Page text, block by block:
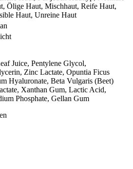
Ölige Haut, Mischhaut, Reife Haut,
Haut, Unreine Haut
Juice, Pentylene Glycol,
Zinc Lactate, Opuntia Ficus
Hyaluronate, Beta Vulgaris (Beet)
Xanthan Gum, Lactic Acid,
Phosphate, Gellan Gum